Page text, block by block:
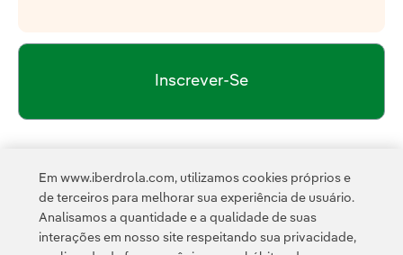
Inscrever-Se
Esta página é protegida pelo reCAPTCHA e pelaPolítica de
Privacidade
Termos de Serviço do Google
Em www.iberdrola.com, utilizamos cookies próprios e
de terceiros para melhorar sua experiência de usuário.
Analisamos a quantidade e a qualidade de suas
interações em nosso site respeitando sua privacidade,